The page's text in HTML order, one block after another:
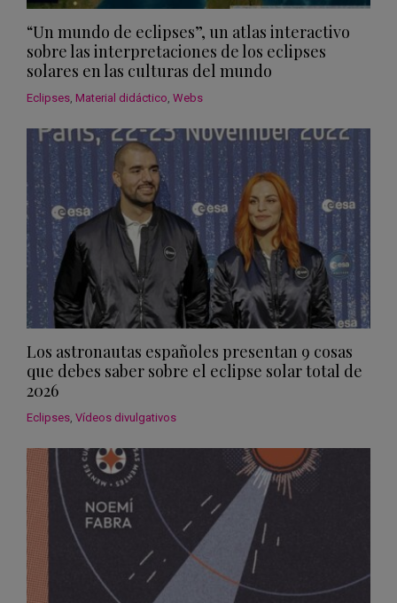
“Un mundo de eclipses”, un atlas interactivo
sobre las interpretaciones de los eclipses
solares en las culturas del mundo
Eclipses Material didáctico Webs
Los astronautas españoles presentan 9 cosas
que debes saber sobre el eclipse solar total de
2026
Eclipses, Vídeos divulgativos